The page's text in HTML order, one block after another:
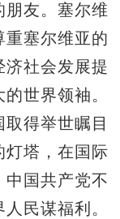
朋友。塞尔维
重塞尔维亚的
济社会发展提
世界领袖。
得举世瞩目
灯塔，在国际
中国共产党不
民谋福利。